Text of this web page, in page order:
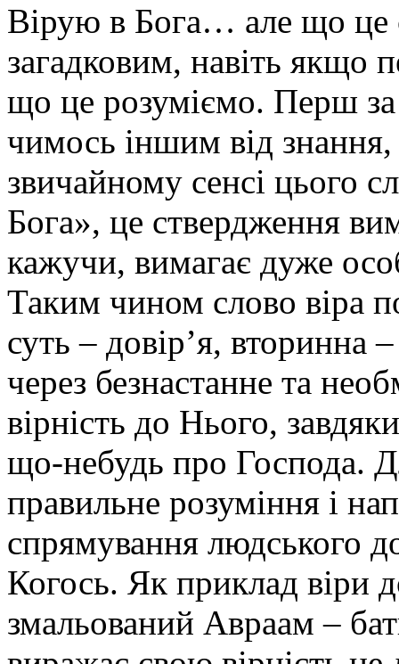
Вірую в Бога… але що це
загадковим, навіть якщо
що це розуміємо. Перш
чимось іншим від
звичайному сенсі цього
Бога», це ствердження
кажучи, вимагає дуже
Таким чином слово віра
суть – довір’я, вторинна
через безнастанне та
вірність до Нього,
що-небудь про Господа.
правильне розуміння і
спрямування людського
Когось. Як приклад віри
змальований Авраам –